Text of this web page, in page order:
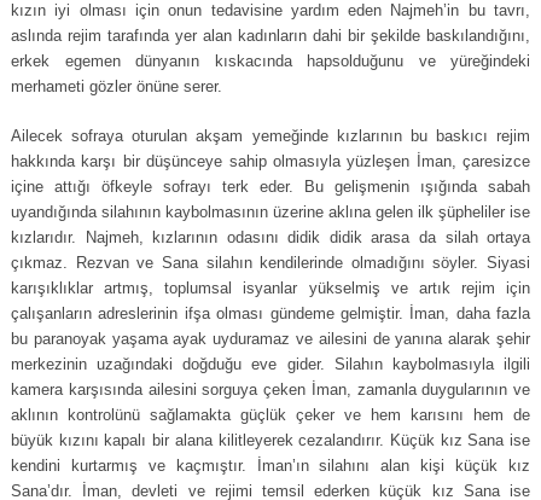
kızın iyi olması için onun tedavisine yardım eden Najmeh’in bu tavrı,
aslında rejim tarafında yer alan kadınların dahi bir şekilde baskılandığını,
erkek egemen dünyanın kıskacında hapsolduğunu ve yüreğindeki
merhameti gözler önüne serer.
Ailecek sofraya oturulan akşam yemeğinde kızlarının bu baskıcı rejim
hakkında karşı bir düşünceye sahip olmasıyla yüzleşen İman, çaresizce
içine attığı öfkeyle sofrayı terk eder. Bu gelişmenin ışığında sabah
uyandığında silahının kaybolmasının üzerine aklına gelen ilk şüpheliler ise
kızlarıdır. Najmeh, kızlarının odasını didik didik arasa da silah ortaya
çıkmaz. Rezvan ve Sana silahın kendilerinde olmadığını söyler. Siyasi
karışıklıklar artmış, toplumsal isyanlar yükselmiş ve artık rejim için
çalışanların adreslerinin ifşa olması gündeme gelmiştir. İman, daha fazla
bu paranoyak yaşama ayak uyduramaz ve ailesini de yanına alarak şehir
merkezinin uzağındaki doğduğu eve gider. Silahın kaybolmasıyla ilgili
kamera karşısında ailesini sorguya çeken İman, zamanla duygularının ve
aklının kontrolünü sağlamakta güçlük çeker ve hem karısını hem de
büyük kızını kapalı bir alana kilitleyerek cezalandırır. Küçük kız Sana ise
kendini kurtarmış ve kaçmıştır. İman’ın silahını alan kişi küçük kız
Sana’dır. İman, devleti ve rejimi temsil ederken küçük kız Sana ise